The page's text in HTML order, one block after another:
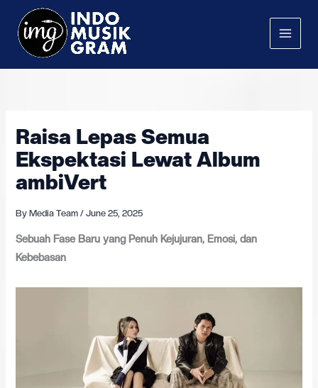
content
Raisa Lepas Semua
Ekspektasi Lewat Album
ambiVert
ByMedia Team/June 25, 2025
Sebuah Fase Baru yang Penuh Kejujuran, Emosi, dan
Kebebasan